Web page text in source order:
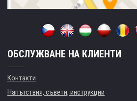
ОБСЛУЖВАНЕ НА КЛИЕНТИ
Контакти
Напътствия, съвети, инструкции